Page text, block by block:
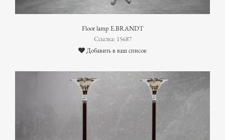
Floor lamp E.BRANDT
Ссылка: 15687
Добавить в ваш список